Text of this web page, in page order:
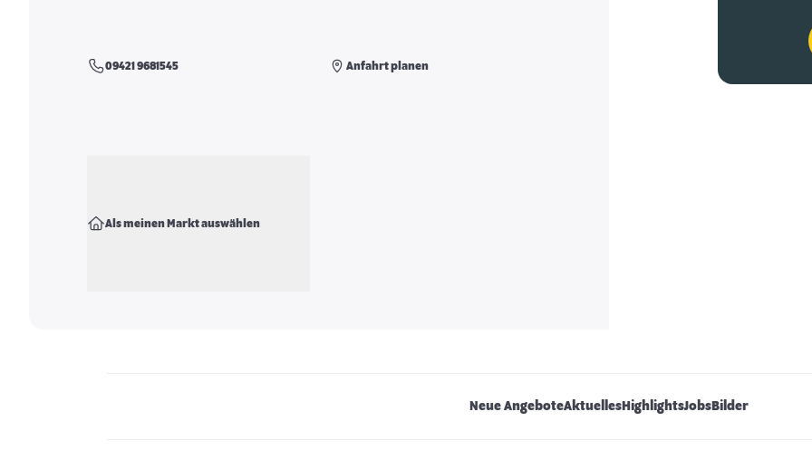
09421 9681545 Anfahrt planen
Als meinen Markt auswählen
Neue AngeboteAktuellesHighlightsJobsBilder